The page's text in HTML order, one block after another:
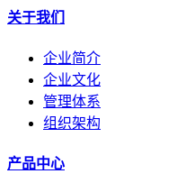
关于我们
企业简介
企业文化
管理体系
组织架构
产品中心